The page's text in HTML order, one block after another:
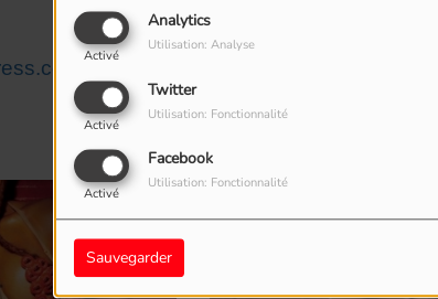
Analytics
Activé
Utilisation: Analyse
Twitter
Activé
Utilisation: Fonctionnalité
Facebook
Activé
Utilisation: Fonctionnalité
Sauvegarder